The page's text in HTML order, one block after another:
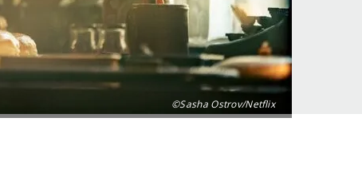
©Sasha Ostrov/Netflix